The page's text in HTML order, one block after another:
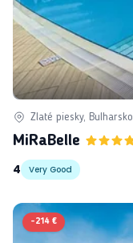
Zlaté piesky, Bulharsko
MiRaBelle
4
Very Good
-214 €